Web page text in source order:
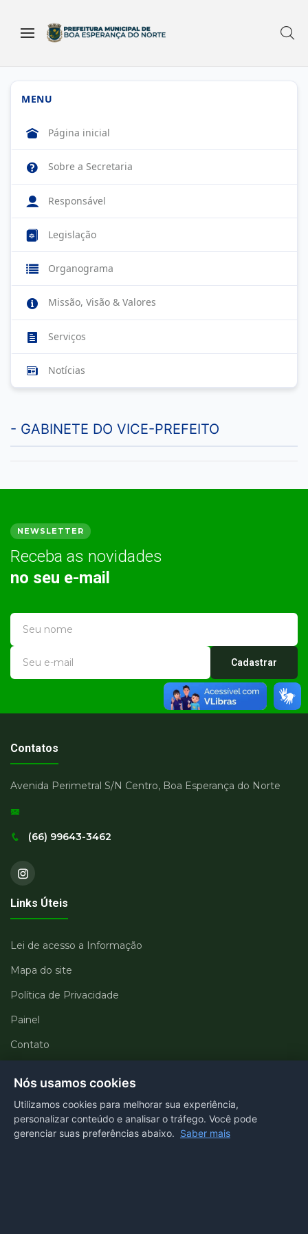
MENU
Página inicial
Sobre a Secretaria
Responsável
Legislação
Organograma
Missão, Visão & Valores
Serviços
Notícias
- GABINETE DO VICE-PREFEITO
NEWSLETTER
Receba as novidades
no seu e-mail
Cadastrar
Contatos
Avenida Perimetral S/N Centro, Boa Esperança do Norte
(66) 99643-3462
Links Úteis
Lei de acesso a Informação
Mapa do site
Política de Privacidade
Painel
Contato
Departamentos
Portal transparência
E-SIC
Nós usamos cookies
Utilizamos cookies para melhorar sua experiência,
personalizar conteúdo e analisar o tráfego. Você pode
gerenciar suas preferências abaixo. Saber mais